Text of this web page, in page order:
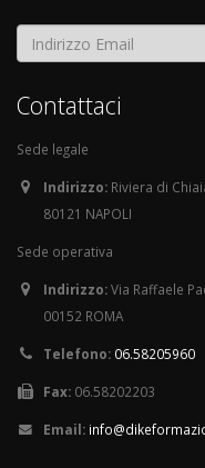
Contattaci
Sede legale
Indirizzo: Riviera di
80121 NAPOLI
Sede operativa
Indirizzo:Via Raffaele
00152 ROMA
Telefono: 06.58205960
Fax: 06.58202203
Email: